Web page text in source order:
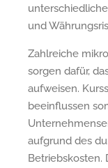
und
Zahlreiche
sorgen dafür,
aufweisen.
beeinflussen
aufgrund des
Betriebskosten.